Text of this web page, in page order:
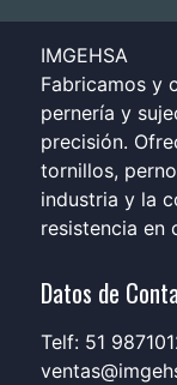
IMGEHSA
Fabricamos y
pernería y
precisión.
tornillos,
industria y la
resistencia en
Datos de
Telf: 51